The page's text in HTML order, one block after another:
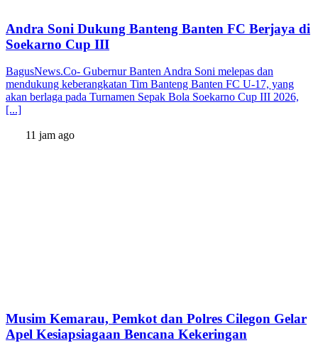
Andra Soni Dukung Banteng Banten FC Berjaya di
Soekarno Cup III
BagusNews.Co- Gubernur Banten Andra Soni melepas dan
mendukung keberangkatan Tim Banteng Banten FC U-17, yang
akan berlaga pada Turnamen Sepak Bola Soekarno Cup III 2026,
[...]
11 jam ago
Musim Kemarau, Pemkot dan Polres Cilegon Gelar
Apel Kesiapsiagaan Bencana Kekeringan